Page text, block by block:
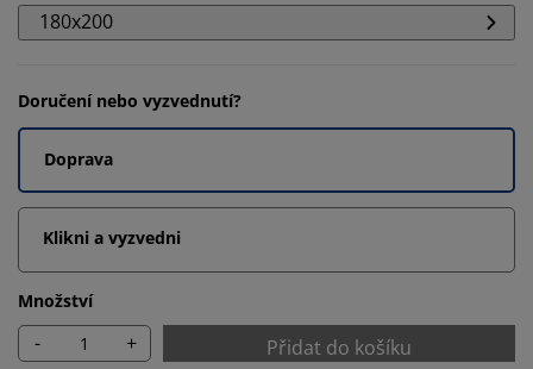
180x200
Doručení nebo vyzvednutí?
Doprava
Klikni a vyzvedni
Množství
- + Přidat do košíku